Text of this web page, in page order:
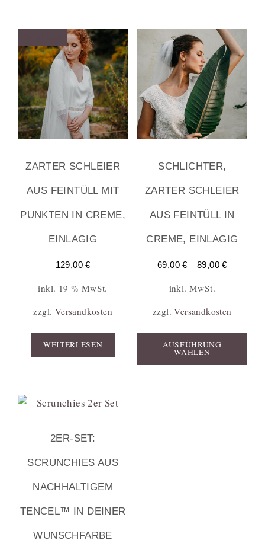
ZARTER SCHLEIER
AUS FEINTÜLL MIT
PUNKTEN IN CREME,
EINLAGIG
129,00€
inkl. 19 % MwSt.
zzgl. Versandkosten
WEITERLESEN
SCHLICHTER,
ZARTER SCHLEIER
AUS FEINTÜLL IN
CREME, EINLAGIG
69,00€ – 89,00€
inkl. MwSt.
zzgl.Versandkosten
AUSFÜHRUNG
WÄHLEN
2ER-SET:
SCRUNCHIES AUS
NACHHALTIGEM
TENCEL™ IN DEINER
WUNSCHFARBE